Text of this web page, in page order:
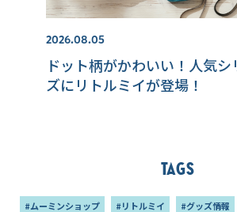
2026.08.05
ドット柄がかわいい！人気シ
ズにリトルミイが登場！
Tags
#ムーミンショップ #リトルミイ #グッズ情報